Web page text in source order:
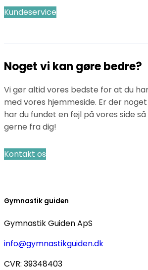
Kundeservice
Noget vi kan gøre bedre?
Vi gør altid vores bedste for at du
med vores hjemmeside. Er der
har du fundet en fejl på vores side
gerne fra dig!
Kontakt os
Gymnastik guiden
Gymnastik Guiden ApS
info@gymnastikguiden.dk
CVR: 39348403